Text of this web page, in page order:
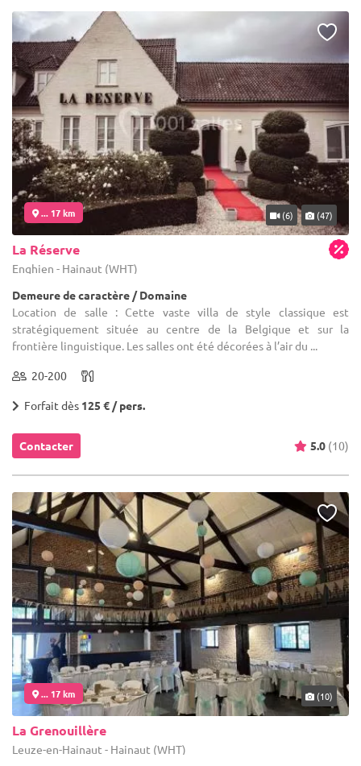
... 17 km (6) (47)
La Réserve
Enghien - Hainaut (WHT)
Demeure de caractère / Domaine
Location de salle : Cette vaste villa de style classique est
stratégiquement située au centre de la Belgique et sur la
frontière linguistique. Les salles ont été décorées à l’air du ...
20-200
Forfait dès 125 € / pers.
Contacter 5.0 (10)
... 17 km (10)
La Grenouillère
Leuze-en-Hainaut - Hainaut (WHT)